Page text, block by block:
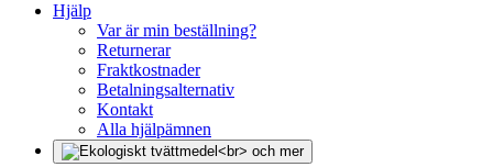
Hjälp
Var är min beställning?
Returnerar
Fraktkostnader
Betalningsalternativ
Kontakt
Alla hjälpämnen